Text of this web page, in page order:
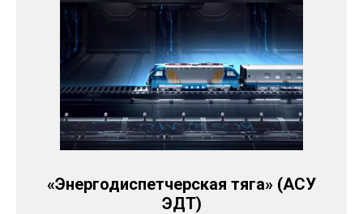
«Энергодиспетчерская тяга» (АСУ
ЭДТ)